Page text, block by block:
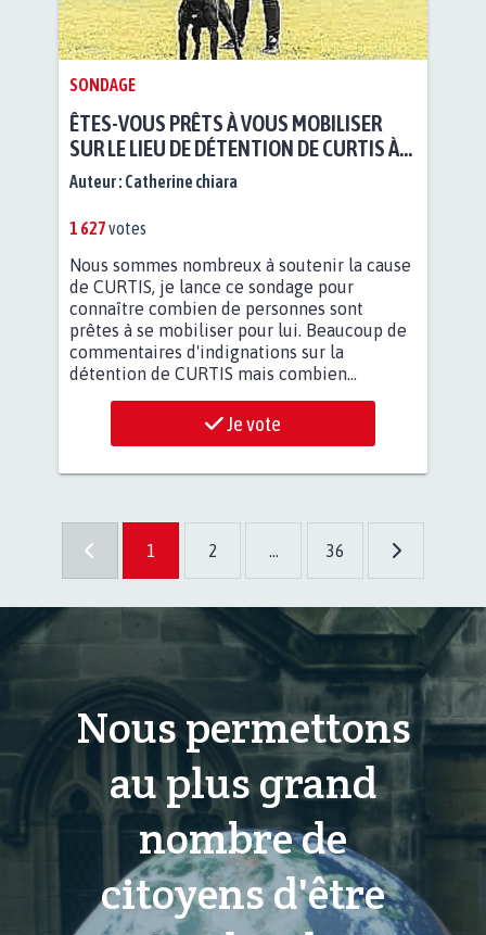
SONDAGE
ÊTES-VOUS PRÊTS À VOUS MOBILISER
SUR LE LIEU DE DÉTENTION DE CURTIS À
BEAUVAIS SI SA VIE ÉTAIT EN DANGER ?
Auteur : Catherine chiara
1 627votes
Nous sommes nombreux à soutenir la cause
de CURTIS, je lance ce sondage pour
connaître combien de personnes sont
prêtes à se mobiliser pour lui. Beaucoup de
commentaires d'indignations sur la
détention de CURTIS mais combien...
Je vote
1 2 ... 36
Nous permettons
au plus grand
nombre de
citoyens d'être